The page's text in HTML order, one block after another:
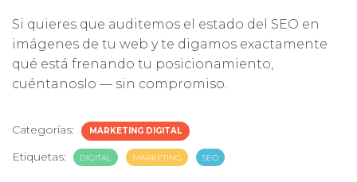
Si quieres que auditemos el estado del SEO en
imágenes de tu web y te digamos exactamente
qué está frenando tu posicionamiento,
cuéntanoslo — sin compromiso.
Categorías: MARKETING DIGITAL
Etiquetas: DIGITAL MARKETING SEO